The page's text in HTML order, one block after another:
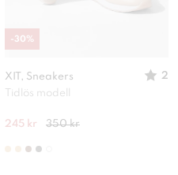
XIT, Sneakers
2
Tidlös modell
245 kr 350 kr
-30%